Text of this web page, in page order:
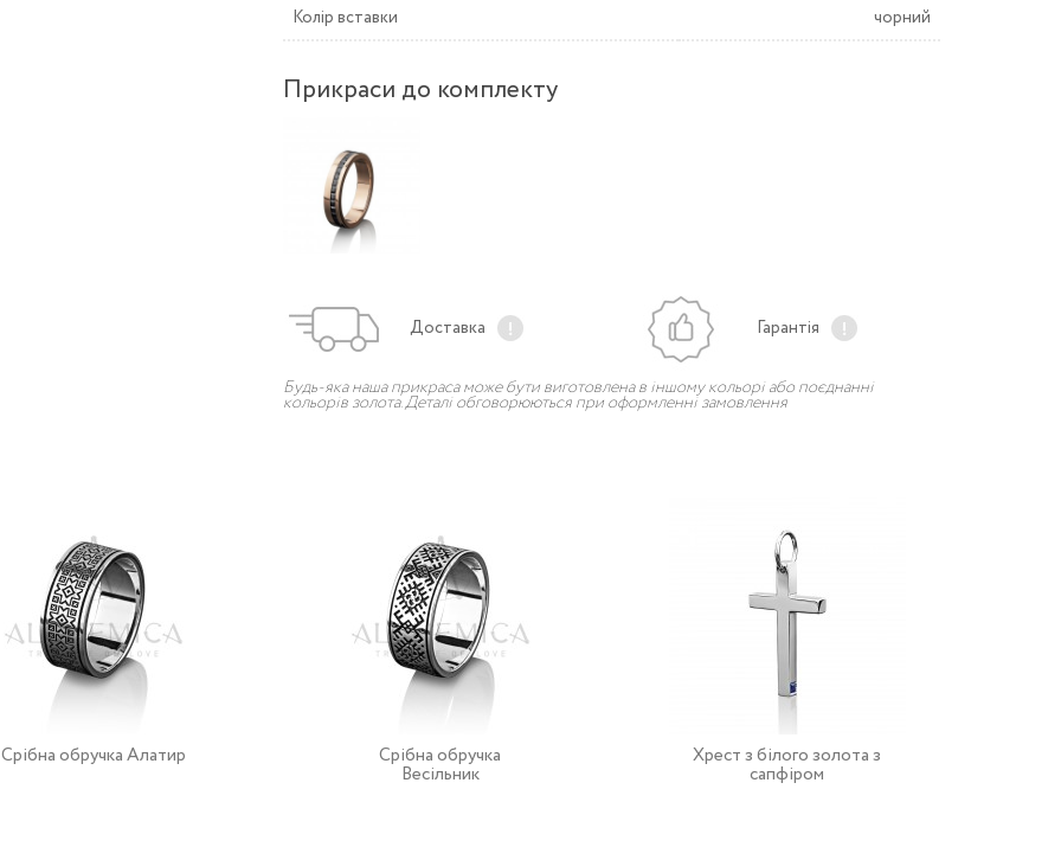
Колір вставки
чорний
Прикраси до комплекту
Доставка Гарантія
Будь-яка наша прикраса може бути виготовлена в іншому кольорі або поєднанні
кольорів золота. Деталі обговорюються при оформленні замовлення
Срібна обручка Алатир Срібна обручка
Весільник
Хрест з білого золота з
сапфіром